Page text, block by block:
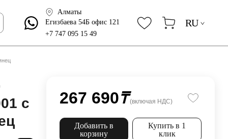
Алматы
Егизбаева 54Б офис 121
+7 747 095 15 49
RU
с
267 690₸ (включая НДС)
Добавить в
корзину
Купить в 1
клик